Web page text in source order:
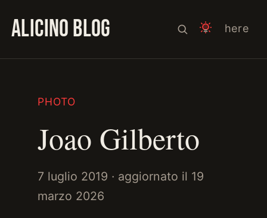
ALICINO BLOG here
PHOTO
Joao Gilberto
7 luglio 2019 · aggiornato il 19
marzo 2026